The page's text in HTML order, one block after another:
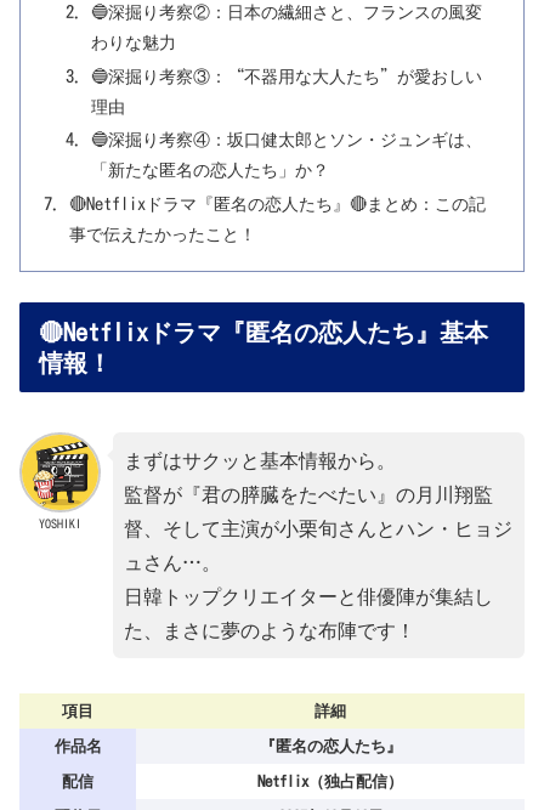
🔵深掘り考察②：日本の繊細さと、フランスの風変
わりな魅力
🔵深掘り考察③：“不器用な大人たち”が愛おしい
理由
🔵深掘り考察④：坂口健太郎とソン・ジュンギは、
「新たな匿名の恋人たち」か？
🔴Netflixドラマ『匿名の恋人たち』🔴まとめ：この記
事で伝えたかったこと！
🔴Netflixドラマ『匿名の恋人たち』基本
情報！
YOSHIKI
まずはサクッと基本情報から。
監督が『君の膵臓をたべたい』の月川翔監
督、そして主演が小栗旬さんとハン・ヒョジ
ュさん…。
日韓トップクリエイターと俳優陣が集結し
た、まさに夢のような布陣です！
項目 詳細
作品名 『匿名の恋人たち』
配信 Netflix（独占配信）